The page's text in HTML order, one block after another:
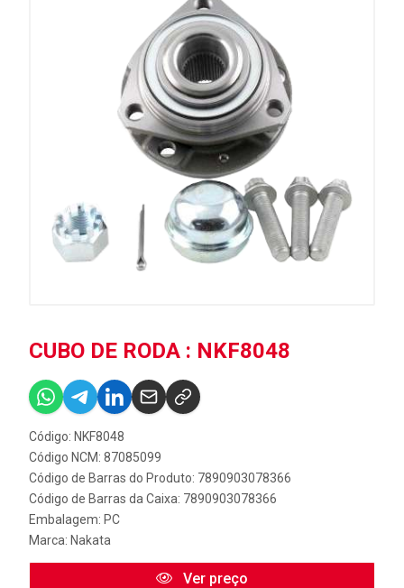
CUBO DE RODA : NKF8048
Código: NKF8048
Código NCM: 87085099
Código de Barras do Produto: 7890903078366
Código de Barras da Caixa: 7890903078366
Embalagem: PC
Marca: Nakata
Ver preço